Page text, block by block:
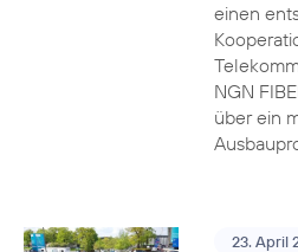
einen
NGN
über ein
23. April